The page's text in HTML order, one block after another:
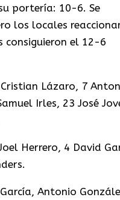
portería: 10-6. Se
los locales
consiguieron el 12-6
Lázaro, 7
Irles, 23 José
Herrero, 4 David
Antonio